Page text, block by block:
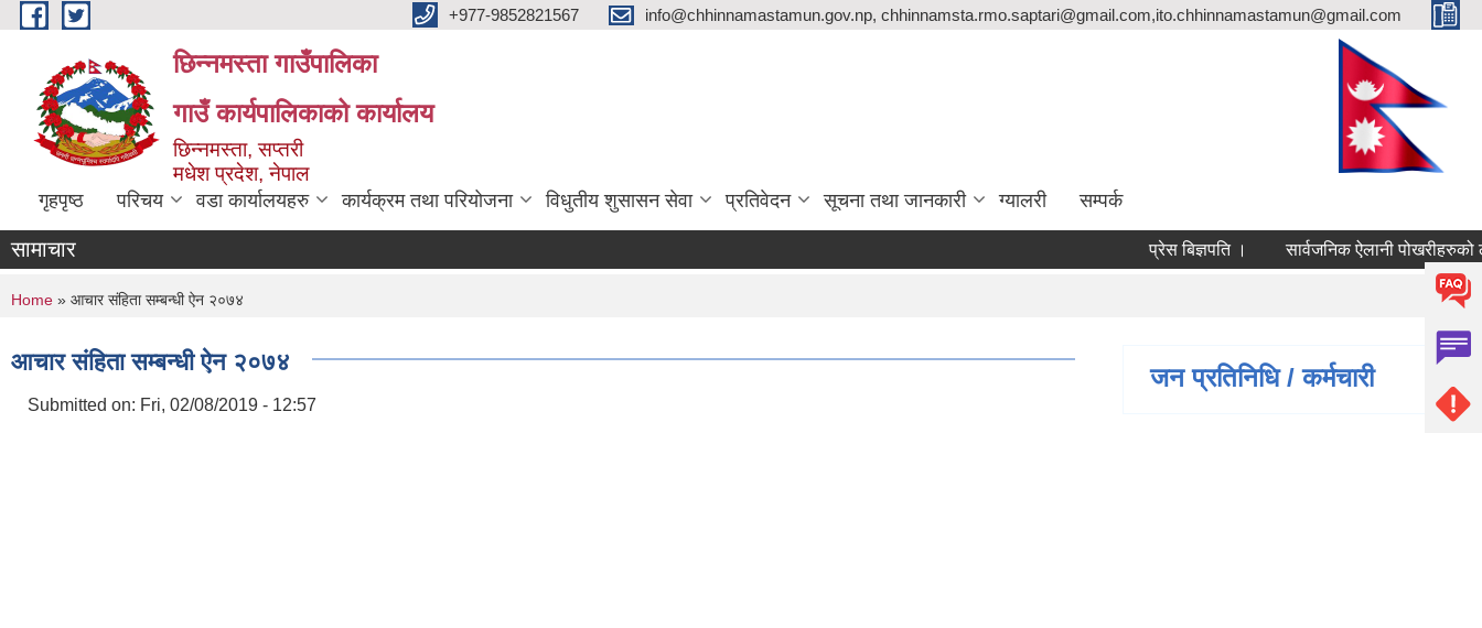
Skip to main content +977-9852821567 info@chhinnamastamun.gov.np, chhinnamsta.rmo.saptari@gmail.com,ito.chhinnamastamun@gmail.com
छिन्नमस्ता गाउँपालिका
गाउँ कार्यपालिकाको कार्यालय
छिन्नमस्ता, सप्तरी
मधेश प्रदेश, नेपाल
गृहपृष्ठ परिचय वडा कार्यालयहरु कार्यक्रम तथा परियोजना विधुतीय शुसासन सेवा प्रतिवेदन सूचना तथा जानकारी ग्यालरी सम्पर्क
सामाचार प्रेस बिज्ञपति । सार्वजनिक ऐलानी पोखरीहरुको
You are here
Home » आचार संहिता सम्बन्धी ऐन २०७४
आचार संहिता सम्बन्धी ऐन २०७४
Submitted on: Fri, 02/08/2019 - 12:57
जन प्रतिनिधि / कर्मचारी